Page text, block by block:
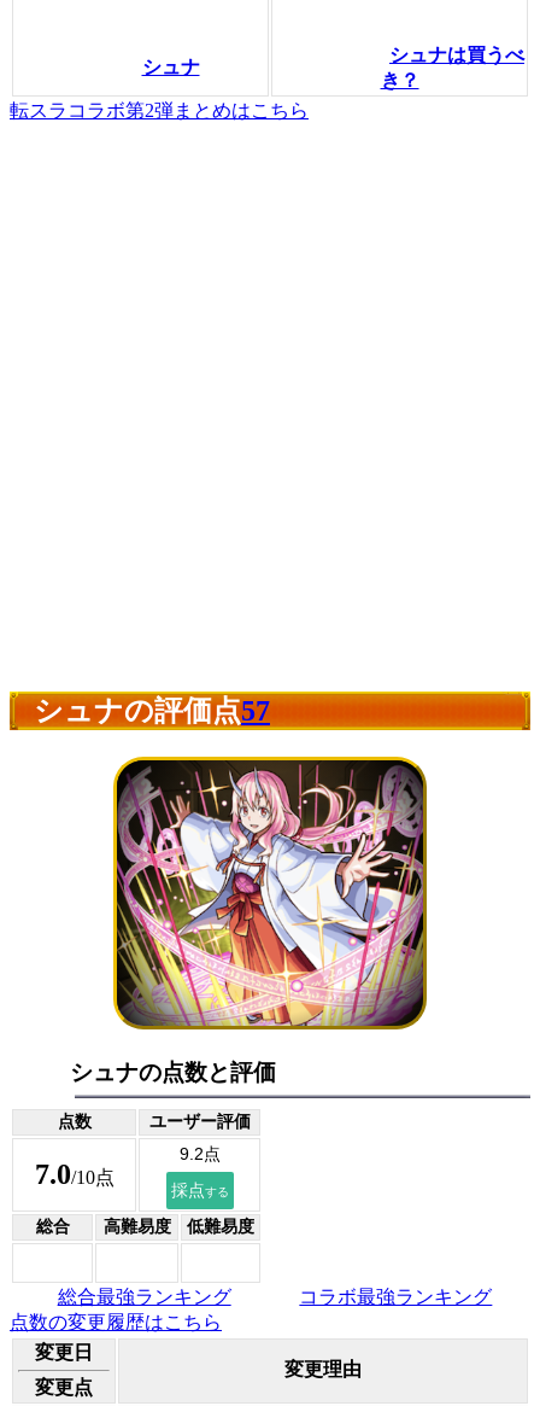
シュナ
シュナは買うべ
き？
転スラコラボ第2弾まとめはこちら
シュナの評価点57
シュナの点数と評価
点数 ユーザー評価
7.0/10点
総合 高難易度 低難易度
総合最強ランキング
コラボ最強ランキング
点数の変更履歴はこちら
変更日
変更点
変更理由